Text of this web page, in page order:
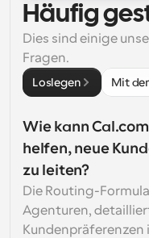
Häufig
Dies sind einige
Fragen.
Loslegen Mit
Wie kann
helfen, neue
zu leiten?
Die Routing-
Agenturen,
Kundenpräferenzen